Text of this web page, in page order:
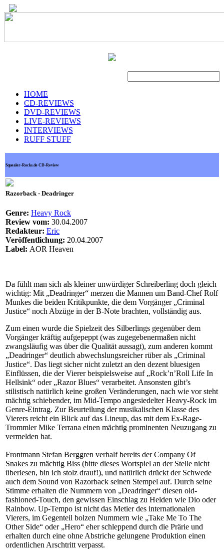
HOME
CD-REVIEWS
DVD-REVIEWS
LIVE-REVIEWS
INTERVIEWS
RUFF STUFF
Squealer-Rocks.de CD-Review
Razorback - Deadringer
Genre: Heavy Rock
Review vom: 30.04.2007
Redakteur: Eric
Veröffentlichung: 20.04.2007
Label: AOR Heaven
Da fühlt man sich als kleiner unwürdiger Schreiberling doch gleich
wichtig: Mit „Deadringer“ merzen die Mannen um Band-Chef Rolf
Munkes die beiden Kritikpunkte, die dem Vorgänger „Criminal
Justice“ noch Abzüge in der B-Note brachten, vollständig aus.
Zum einen wurde die Spielzeit des Silberlings gegenüber dem
Vorgänger kräftig aufgepeppt (was zugegebenermaßen nicht
zwangsläufig was über die Qualität aussagt), zum anderen kommt
„Deadringer“ deutlich abwechslungsreicher rüber als „Criminal
Justice“. Das liegt sicher nicht zuletzt an den dezent bluesigen
Einflüssen, die der Vierer beispielsweise auf „Rock’n’Roll Life In
Hellsink“ oder „Razor Blues“ verarbeitet. Ansonsten gibt’s
stilistisch natürlich keine großen Veränderungen, nach wie vor steht
mächtig schiebender, im Mid-Tempo angesiedelter Heavy-Rock im
Genre-Eintrag. Zur Beurteilung der musikalischen Klasse des
Vierers reicht ein Blick auf das Lineup, das mit dem Ex-Rage-
Trommler Mike Terrana einen mächtig prominenten Neuzugang zu
vermelden hat.
Frontmann Stefan Berggren verhalf bereits der Company Of
Snakes zu mächtig Biss (bitte dieses Wortspiel an der Stelle nicht
überlesen, bin ich stolz drauf!), und natürlich drückt der Schwede
auch dem Sound von Razorback seinen Stempel auf. Durch seine
Stimme erhalten die Nummern von „Deadringer“ diesen old-
fashioned-Touch, den gewissen Einschlag zu Helden wie Dio oder
Rainbow. Up-Tempo ist nicht das Metier des internationalen
Vierers, im Gegenteil bolzen Nummern wie „Take Me To The
Other Side“ oder „Hero“ eher schleppend durch die Prärie und
erhalten durch eine ohne Abstriche gelungene Produktion einen
ordentlichen Arschtritt verpasst.